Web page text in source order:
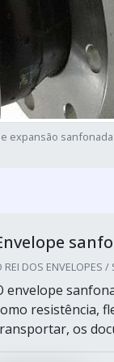
expansão sanfonada
REI DOS ENVELOPES
envelope
resistência,
os